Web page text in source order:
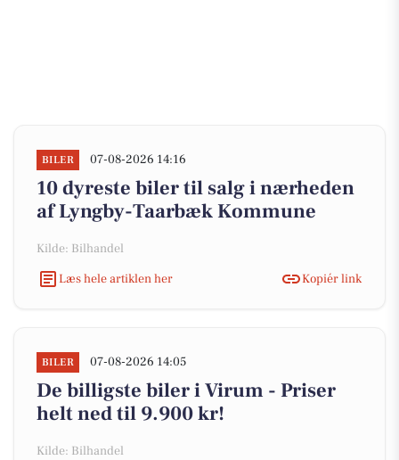
BILER 07-08-2026 14:16
10 dyreste biler til salg i nærheden
af Lyngby-Taarbæk Kommune
Kilde: Bilhandel
Læs hele artiklen her
Kopiér link
BILER 07-08-2026 14:05
De billigste biler i Virum - Priser
helt ned til 9.900 kr!
Kilde: Bilhandel